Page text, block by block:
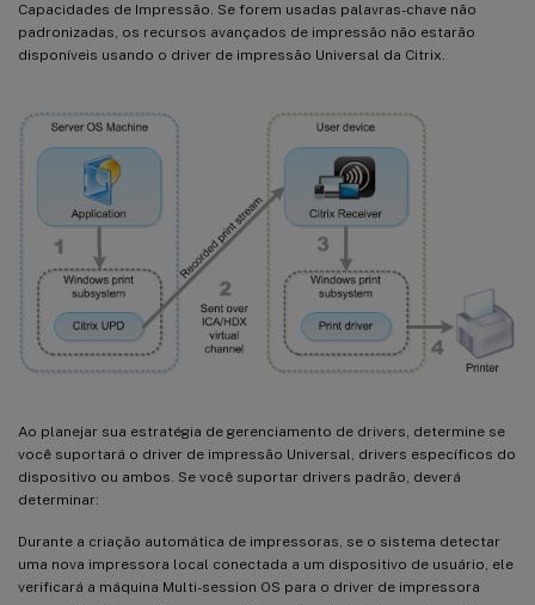
Capacidades de Impressão. Se forem usadas palavras-chave não
padronizadas, os recursos avançados de impressão não estarão
disponíveis usando o driver de impressão Universal da Citrix.
Ao planejar sua estratégia de gerenciamento de drivers, determine se
você suportará o driver de impressão Universal, drivers específicos do
dispositivo ou ambos. Se você suportar drivers padrão, deverá
determinar:
Durante a criação automática de impressoras, se o sistema detectar
uma nova impressora local conectada a um dispositivo de usuário, ele
verificará a máquina Multi-session OS para o driver de impressora